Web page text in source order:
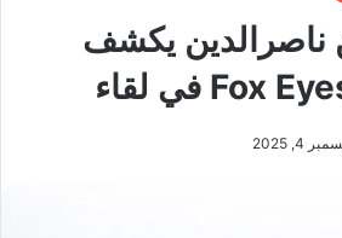
ناصرالدين يكشف
4, 2025